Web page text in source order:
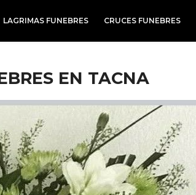
LAGRIMAS FUNEBRES CRUCES FUNEBRES
EN TACNA